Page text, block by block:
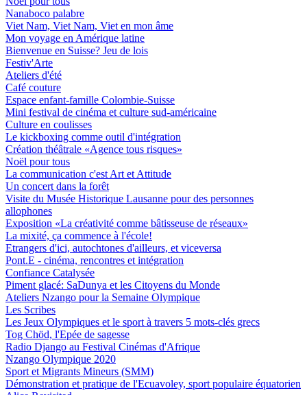
Nanaboco palabre
Viet Nam, Viet Nam, Viet en mon âme
Mon voyage en Amérique latine
Bienvenue en Suisse? Jeu de lois
Festiv'Arte
Ateliers d'été
Café couture
Espace enfant-famille Colombie-Suisse
Mini festival de cinéma et culture sud-américaine
Culture en coulisses
Le kickboxing comme outil d'intégration
Création théâtrale «Agence tous risques»
Noël pour tous
La communication c'est Art et Attitude
Un concert dans la forêt
Visite du Musée Historique Lausanne pour des personnes
allophones
Exposition «La créativité comme bâtisseuse de réseaux»
La mixité, ça commence à l'école!
Etrangers d'ici, autochtones d'ailleurs, et viceversa
Pont.E - cinéma, rencontres et intégration
Confiance Catalysée
Piment glacé: SaDunya et les Citoyens du Monde
Ateliers Nzango pour la Semaine Olympique
Les Scribes
Les Jeux Olympiques et le sport à travers 5 mots-clés grecs
Tog Chöd, l'Epée de sagesse
Radio Django au Festival Cinémas d'Afrique
Nzango Olympique 2020
Sport et Migrants Mineurs (SMM)
Démonstration et pratique de l'Ecuavoley, sport populaire équatorien